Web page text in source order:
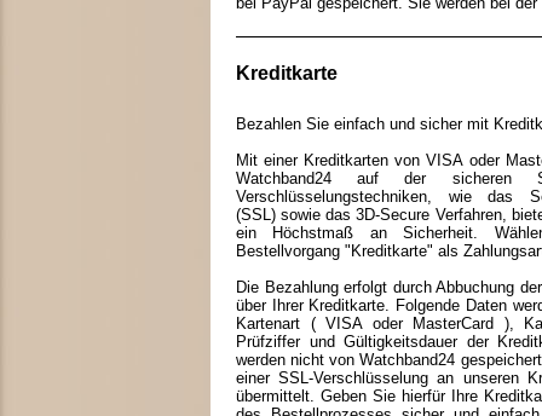
Kreditkarte
Bezahlen Sie einfach und sicher mit
Mit einer Kreditkarten von VISA oder
Watchband24 auf der sicheren
Verschlüsselungstechniken, wie das
(SSL) sowie das 3D-Secure Verfahren,
ein Höchstmaß an Sicherheit.
Bestellvorgang "Kreditkarte" als
Die Bezahlung erfolgt durch Abbuchung
über Ihrer Kreditkarte. Folgende Daten
Kartenart ( VISA oder MasterCard ),
Prüfziffer und Gültigkeitsdauer der
werden nicht von Watchband24
einer SSL-Verschlüsselung an unseren
übermittelt. Geben Sie hierfür Ihre